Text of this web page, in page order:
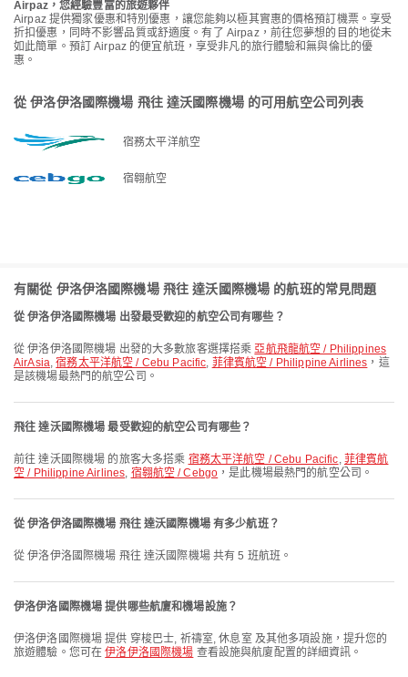
Airpaz，您經驗豐富的旅遊夥伴
Airpaz 提供獨家優惠和特別優惠，讓您能夠以極其實惠的價格預訂機票。享受
折扣優惠，同時不影響品質或舒適度。有了 Airpaz，前往您夢想的目的地從未
如此簡單。預訂 Airpaz 的便宜航班，享受非凡的旅行體驗和無與倫比的優
惠。
從 伊洛伊洛國際機場 飛往 達沃國際機場 的可用航空公司列表
宿務太平洋航空
宿翱航空
有關從 伊洛伊洛國際機場 飛往 達沃國際機場 的航班的常見問題
從 伊洛伊洛國際機場 出發最受歡迎的航空公司有哪些？
從 伊洛伊洛國際機場 出發的大多數旅客選擇搭乘亞航飛龍航空 / Philippines
AirAsia,宿務太平洋航空 / Cebu Pacific, 菲律賓航空 / Philippine Airlines ，這
是該機場最熱門的航空公司。
飛往 達沃國際機場 最受歡迎的航空公司有哪些？
前往 達沃國際機場 的旅客大多搭乘 宿務太平洋航空 / Cebu Pacific, 菲律賓航
空 / Philippine Airlines, 宿翱航空 / Cebgo ，是此機場最熱門的航空公司。
從 伊洛伊洛國際機場 飛往 達沃國際機場 有多少航班？
從 伊洛伊洛國際機場 飛往 達沃國際機場 共有 5 班航班。
伊洛伊洛國際機場 提供哪些航廈和機場設施？
伊洛伊洛國際機場 提供 穿梭巴士, 祈禱室, 休息室 及其他多項設施，提升您的
旅遊體驗。您可在伊洛伊洛國際機場 查看設施與航廈配置的詳細資訊。